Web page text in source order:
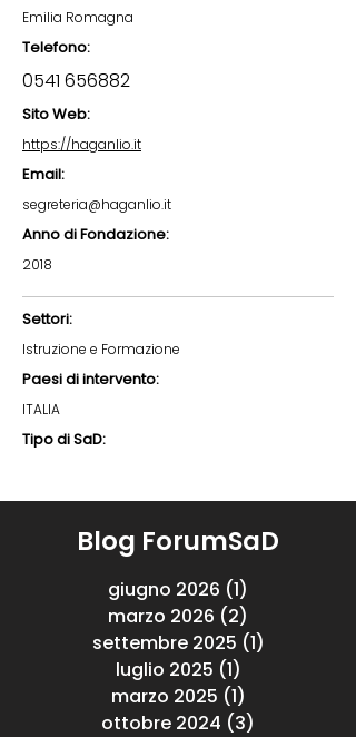
Emilia Romagna
Telefono:
0541 656882
Sito Web:
https://haganlio.it
Email:
segreteria@haganlio.it
Anno di Fondazione:
2018
Settori:
Istruzione e Formazione
Paesi di intervento:
ITALIA
Tipo di SaD:
Blog ForumSaD
giugno 2026 (1)
marzo 2026 (2)
settembre 2025 (1)
luglio 2025 (1)
marzo 2025 (1)
ottobre 2024 (3)